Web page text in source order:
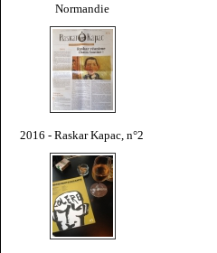
Normandie
2016 - Raskar Kapac, n°2